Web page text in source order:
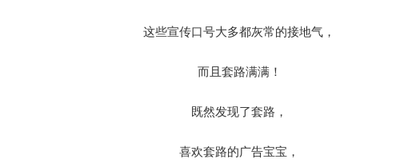
这些宣传口号大多都灰常的接地气，
而且套路满满！
既然发现了套路，
喜欢套路的广告宝宝，